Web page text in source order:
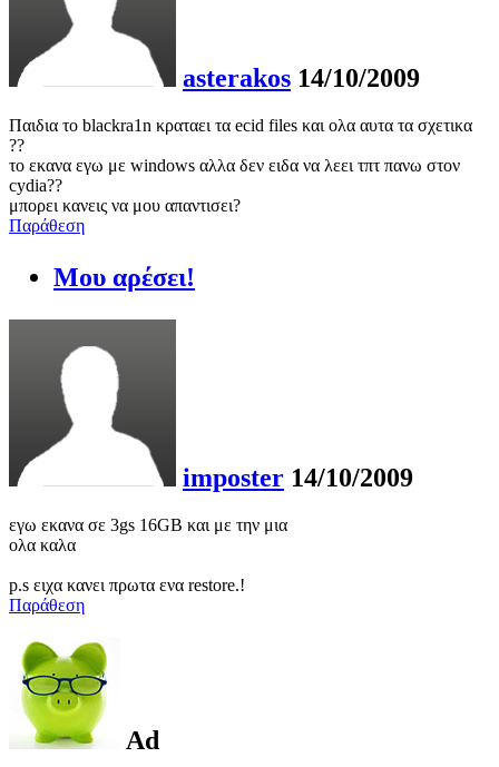
asterakos 14/10/2009
Παιδια το blackra1n κραταει τα ecid files και ολα αυτα τα σχετικα
??
το εκανα εγω με windows αλλα δεν ειδα να λεει τπτ πανω στον
cydia??
μπορει κανεις να μου απαντισει?
Παράθεση
Μου αρέσει!
imposter 14/10/2009
εγω εκανα σε 3gs 16GB και με την μια
ολα καλα
p.s ειχα κανει πρωτα ενα restore.!
Παράθεση
Ad